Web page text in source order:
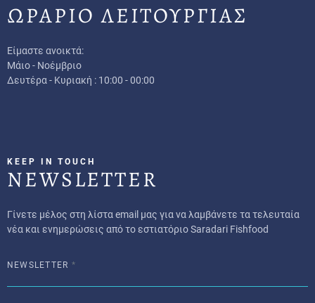
ΩΡΑΡΙΟ ΛΕΙΤΟΥΡΓΙΑΣ
Είμαστε ανοικτά:
Μάιο - Νοέμβριο
Δευτέρα - Κυριακή : 10:00 - 00:00
KEEP IN TOUCH
NEWSLETTER
Γίνετε μέλος στη λίστα email μας για να λαμβάνετε τα τελευταία
νέα και ενημερώσεις από το εστιατόριο Saradari Fishfood
NEWSLETTER